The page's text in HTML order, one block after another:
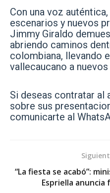
Con una voz
escenarios y nuevos
Jimmy Giraldo
abriendo caminos
colombiana, llevando
vallecaucano a
Si deseas contratar al
sobre sus
comunicarte al
“La fiesta se acabó”:
Espriella